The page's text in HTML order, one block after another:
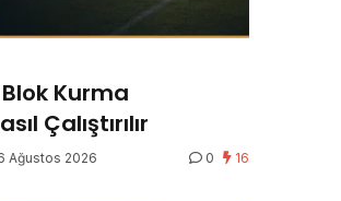
Kurma
Çalıştırılır
Ağustos 2026 0 16